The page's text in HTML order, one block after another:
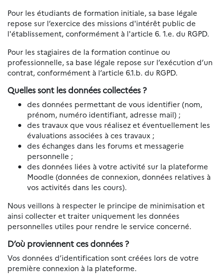
Pour les étudiants de formation initiale, sa base légale
repose sur l’exercice des missions d'intérêt public de
l'établissement, conformément à l'article 6. 1.e. du RGPD.
Pour les stagiaires de la formation continue ou
professionnelle, sa base légale repose sur l’exécution d’un
contrat, conformément à l’article 6.1.b. du RGPD.
Quelles sont les données collectées ?
des données permettant de vous identifier (nom,
prénom, numéro identifiant, adresse mail) ;
des travaux que vous réalisez et éventuellement les
évaluations associées à ces travaux ;
des échanges dans les forums et messagerie
personnelle ;
des données liées à votre activité sur la plateforme
Moodle (données de connexion, données relatives à
vos activités dans les cours).
Nous veillons à respecter le principe de minimisation et
ainsi collecter et traiter uniquement les données
personnelles utiles pour rendre le service concerné.
D’où proviennent ces données ?
Vos données d’identification sont créées lors de votre
première connexion à la plateforme.